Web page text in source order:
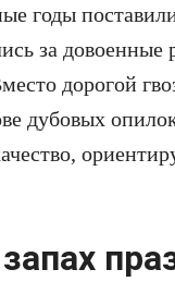
годы
за
дорогой
дубовых